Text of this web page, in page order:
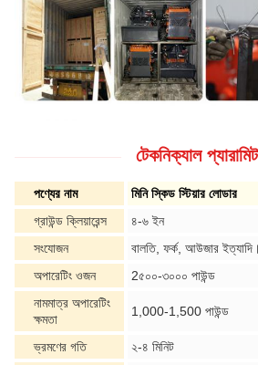
টেকনিক্যাল
পণ্যের নাম
মিনি স্কিড স্টিয়ার লোডার
গ্রাউন্ড ক্লিয়ারেন্স
৪-৬ ইন
সংযোজন
বালতি, ফর্ক, আউজার ইত্যাদি।
অপারেটিং ওজন
2৫০০-৩০০০ পাউন্ড
নামমাত্র অপারেটিং
ক্ষমতা
1,000-1,500 পাউন্ড
ভ্রমণের গতি
২-৪ মিনিট